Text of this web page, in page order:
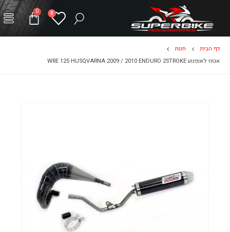
0
0
דף הבית
חנות
אגזוז לאופנוע WRE 125 HUSQVARNA 2009 / 2010 ENDURO 2STROKE